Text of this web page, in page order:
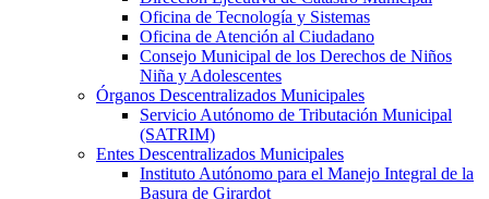
Oficina de Tecnología y Sistemas
Oficina de Atención al Ciudadano
Consejo Municipal de los Derechos de Niños
Niña y Adolescentes
Órganos Descentralizados Municipales
Servicio Autónomo de Tributación Municipal
(SATRIM)
Entes Descentralizados Municipales
Instituto Autónomo para el Manejo Integral de la
Basura de Girardot